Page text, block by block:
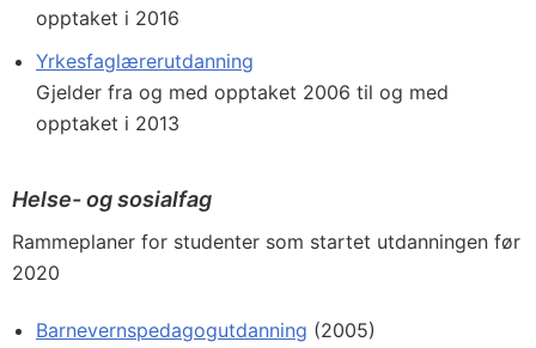
opptaket i 2016
Yrkesfaglærerutdanning
Gjelder fra og med opptaket 2006 til og med
opptaket i 2013
Helse- og sosialfag
Rammeplaner for studenter som startet utdanningen før
2020
Barnevernspedagogutdanning (2005)